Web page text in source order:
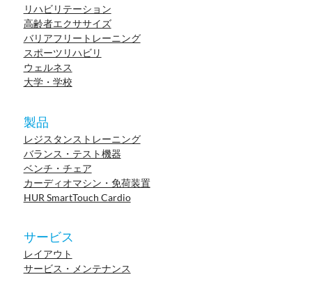
リハビリテーション
高齢者エクササイズ
バリアフリートレーニング
スポーツリハビリ
ウェルネス
大学・学校
製品
レジスタンストレーニング
バランス・テスト機器
ベンチ・チェア
カーディオマシン・免荷装置
HUR SmartTouch Cardio
サービス
レイアウト
サービス・メンテナンス